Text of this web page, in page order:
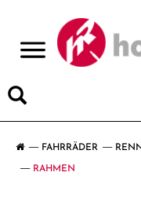
FAHRRÄDER
RAHMEN